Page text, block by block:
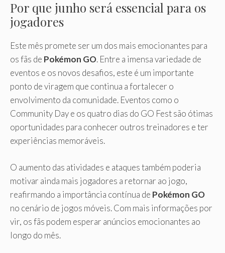
Por que junho será essencial para os
jogadores
Este mês promete ser um dos mais emocionantes para
os fãs de Pokémon GO. Entre a imensa variedade de
eventos e os novos desafios, este é um importante
ponto de viragem que continua a fortalecer o
envolvimento da comunidade. Eventos como o
Community Day e os quatro dias do GO Fest são ótimas
oportunidades para conhecer outros treinadores e ter
experiências memoráveis.
O aumento das atividades e ataques também poderia
motivar ainda mais jogadores a retornar ao jogo,
reafirmando a importância contínua de Pokémon GO
no cenário de jogos móveis. Com mais informações por
vir, os fãs podem esperar anúncios emocionantes ao
longo do mês.